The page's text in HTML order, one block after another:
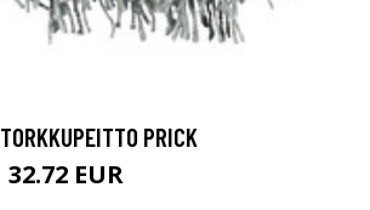
TORKKUPEITTO PRICK
32.72 EUR